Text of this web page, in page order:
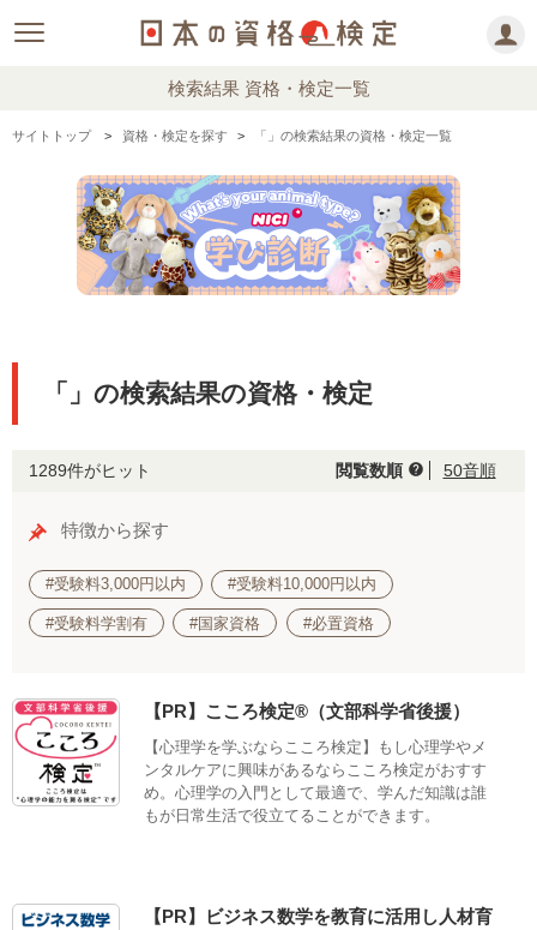
検索結果 資格・検定一覧
サイトトップ 資格・検定を探す 「」の検索結果の資格・検定一覧
「」の検索結果の資格・検定
1289件がヒット 閲覧数順 help 50音順
特徴から探す
#受験料3,000円以内 #受験料10,000円以内
#受験料学割有 #国家資格 #必置資格
【PR】こころ検定®（文部科学省後援）
【心理学を学ぶならこころ検定】もし心理学やメ
ンタルケアに興味があるならこころ検定がおすす
め。心理学の入門として最適で、学んだ知識は誰
もが日常生活で役立てることができます。
【PR】ビジネス数学を教育に活用し人材育